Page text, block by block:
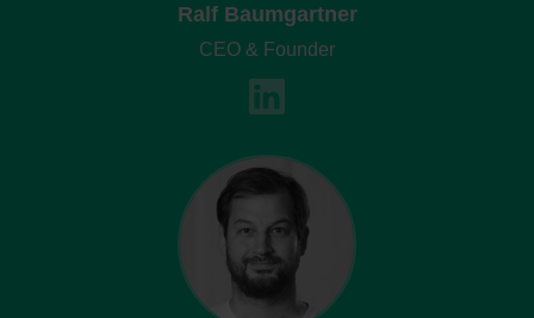
Ralf Baumgartner
CEO & Founder